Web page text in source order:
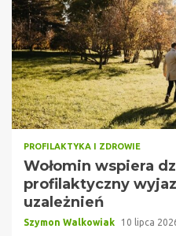
PROFILAKTYKA I ZDROWIE
Wołomin wspiera
profilaktyczny
uzależnień
Szymon Walkowiak 10 lipca